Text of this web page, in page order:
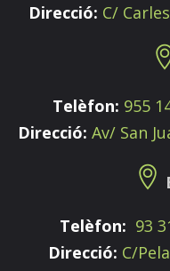
Direcció: C/
Telèfon: 955
Direcció: Av/ San
Telèfon: 93
Direcció: C/